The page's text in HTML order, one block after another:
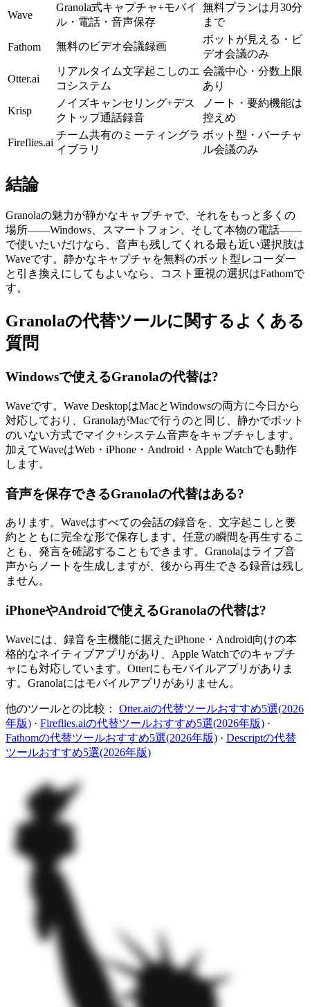
Wave
Granola式キャプチャ+モバイ
ル・電話・音声保存
無料プランは月30分
まで
Fathom 無料のビデオ会議録画
ボットが見える・ビ
デオ会議のみ
Otter.ai
リアルタイム文字起こしのエ
コシステム
会議中心・分数上限
あり
Krisp
ノイズキャンセリング+デス
クトップ通話録音
ノート・要約機能は
控えめ
Fireflies.ai
チーム共有のミーティングラ
イブラリ
ボット型・バーチャ
ル会議のみ
結論
Granolaの魅力が静かなキャプチャで、それをもっと多くの
場所——Windows、スマートフォン、そして本物の電話——
で使いたいだけなら、音声も残してくれる最も近い選択肢は
Waveです。静かなキャプチャを無料のボット型レコーダー
と引き換えにしてもよいなら、コスト重視の選択はFathomで
す。
Granolaの代替ツールに関するよくある
質問
Windowsで使えるGranolaの代替は?
Waveです。Wave DesktopはMacとWindowsの両方に今日から
対応しており、GranolaがMacで行うのと同じ、静かでボット
のいない方式でマイク+システム音声をキャプチャします。
加えてWaveはWeb・iPhone・Android・Apple Watchでも動作
します。
音声を保存できるGranolaの代替はある?
あります。Waveはすべての会話の録音を、文字起こしと要
約とともに完全な形で保存します。任意の瞬間を再生するこ
とも、発言を確認することもできます。Granolaはライブ音
声からノートを生成しますが、後から再生できる録音は残し
ません。
iPhoneやAndroidで使えるGranolaの代替は?
Waveには、録音を主機能に据えたiPhone・Android向けの本
格的なネイティブアプリがあり、Apple Watchでのキャプチ
ャにも対応しています。Otterにもモバイルアプリがありま
す。Granolaにはモバイルアプリがありません。
他のツールとの比較：
Otter.aiの代替ツールおすすめ5選(2026
年版) · Fireflies.aiの代替ツールおすすめ5選(2026年版) ·
Fathomの代替ツールおすすめ5選(2026年版) · Descriptの代替
ツールおすすめ5選(2026年版)